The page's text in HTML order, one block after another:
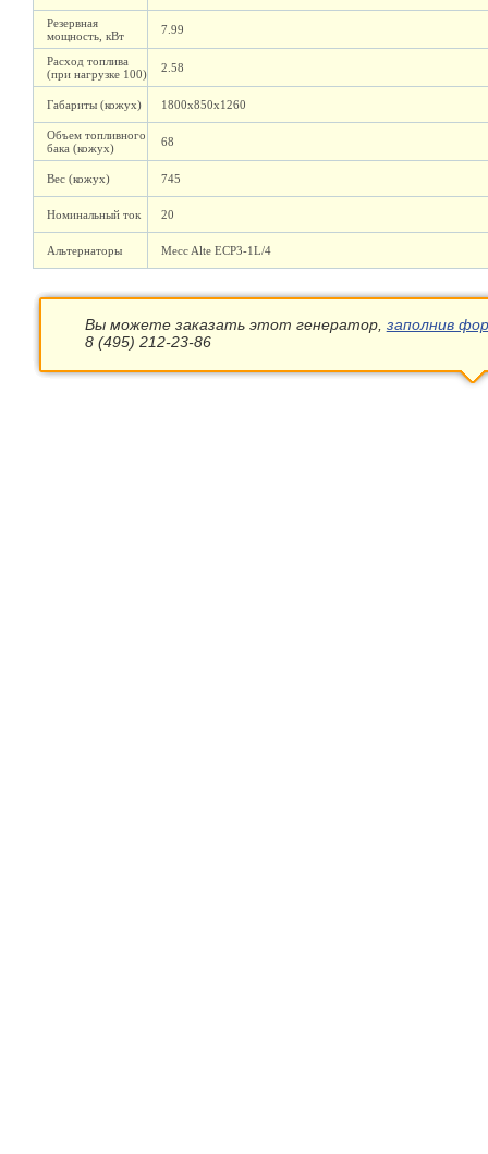
Резервная
мощность, кВт
7.99
Расход топлива
(при нагрузке 100)
2.58
Габариты (кожух) 1800х850х1260
Объем топливного
бака (кожух)
68
Вес (кожух) 745
Номинальный ток 20
Альтернаторы Mecc Alte ECP3-1L/4
Вы можете заказать этот генератор, заполнив
8 (495) 212-23-86